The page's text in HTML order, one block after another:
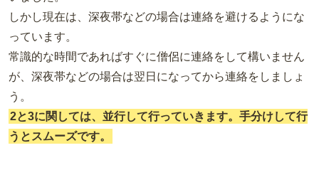
しかし現在は、深夜帯などの場合は連絡を避けるようにな
っています。
常識的な時間であればすぐに僧侶に連絡をして構いません
が、深夜帯などの場合は翌日になってから連絡をしましょ
う。
2と3に関しては、並行して行っていきます。手分けして行
うとスムーズです。